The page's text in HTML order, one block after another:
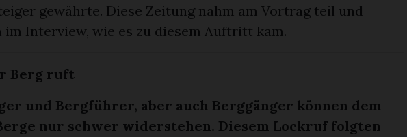
gewährte. Diese Zeitung nahm am Vortrag teil und
im Interview, wie es zu diesem Auftritt kam.
Berg ruft
und Bergführer, aber auch Berggänger können dem
nur schwer widerstehen. Diesem Lockruf folgten